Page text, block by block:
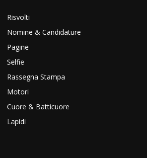
Risvolti
Nomine & Candidature
Pagine
Selfie
Rassegna Stampa
Motori
Cuore & Batticuore
Lapidi